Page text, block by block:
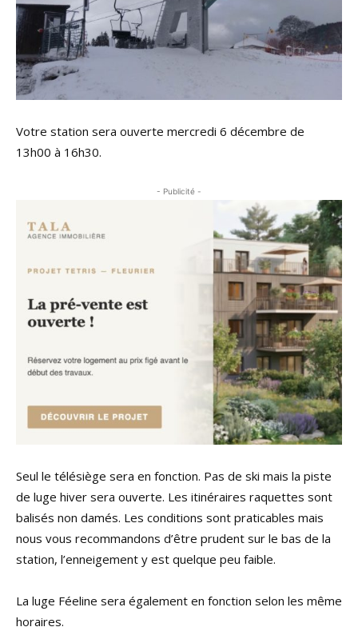
Votre station sera ouverte mercredi 6 décembre de
13h00 à 16h30.
- Publicité -
Seul le télésiège sera en fonction. Pas de ski mais la piste
de luge hiver sera ouverte. Les itinéraires raquettes sont
balisés non damés. Les conditions sont praticables mais
nous vous recommandons d’être prudent sur le bas de la
station, l’enneigement y est quelque peu faible.
La luge Féeline sera également en fonction selon les même
horaires.